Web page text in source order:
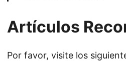
Artículos
Por favor, visite los